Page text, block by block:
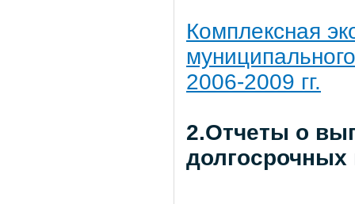
Комплексная
2006-2009 гг.
2.Отчеты о